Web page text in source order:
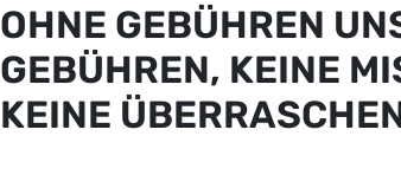
OHNE GEBÜHREN
GEBÜHREN, KEINE
KEINE